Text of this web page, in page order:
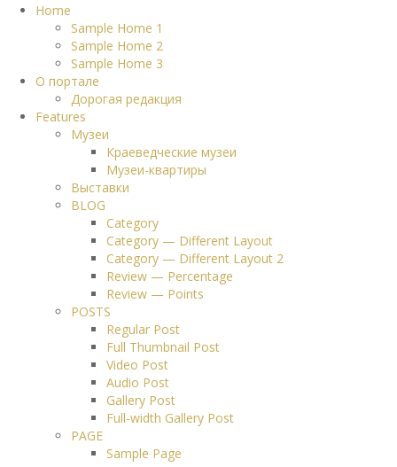
Home
Sample Home 1
Sample Home 2
Sample Home 3
О портале
Дорогая редакция
Features
Музеи
Краеведческие музеи
Музеи-квартиры
Выставки
BLOG
Category
Category — Different Layout
Category — Different Layout 2
Review — Percentage
Review — Points
POSTS
Regular Post
Full Thumbnail Post
Video Post
Audio Post
Gallery Post
Full-width Gallery Post
PAGE
Sample Page